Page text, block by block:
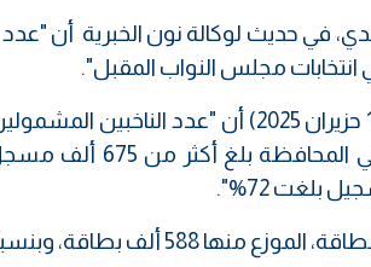
في حديث لوكالة نون الخبرية أن
72%".